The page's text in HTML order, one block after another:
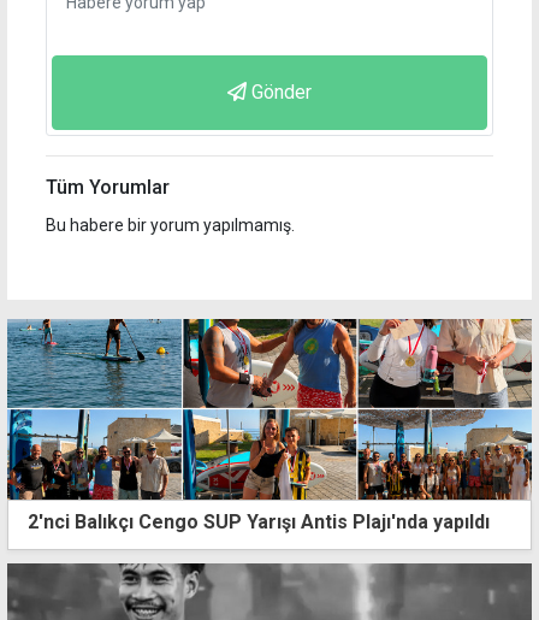
Gönder
Tüm Yorumlar
Bu habere bir yorum yapılmamış.
2'nci Balıkçı Cengo SUP Yarışı Antis Plajı'nda yapıldı